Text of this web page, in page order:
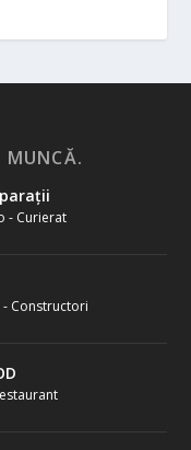
MUNCĂ.
- Curierat
- Constructori